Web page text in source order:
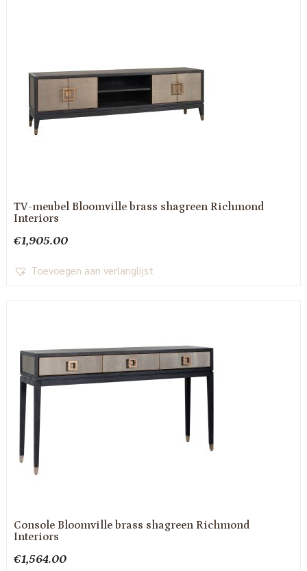
TV-meubel Bloomville brass shagreen Richmond
Interiors
€1,905.00
Toevoegen aan verlanglijst
Console Bloomville brass shagreen Richmond
Interiors
€1,564.00